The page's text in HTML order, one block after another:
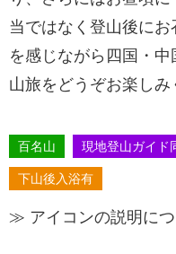
当ではなく登山後に
を感じながら四国・
山旅をどうぞお楽しみ
百名山 現地登山ガイド
下山後入浴有
≫ アイコンの説明に